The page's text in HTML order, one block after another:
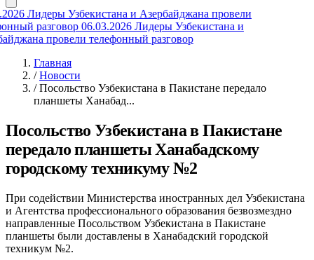
Лидеры Узбекистана и Азербайджана провели
разговор 06.03.2026 Лидеры Узбекистана и
провели телефонный разговор
Главная
/ Новости
/ Посольство Узбекистана в Пакистане передало
планшеты Ханабад...
Посольство Узбекистана в Пакистане
передало планшеты Ханабадскому
городскому техникуму №2
При содействии Министерства иностранных дел Узбекистана
и Агентства профессионального образования безвозмездно
направленные Посольством Узбекистана в Пакистане
планшеты были доставлены в Ханабадский городской
техникум №2.